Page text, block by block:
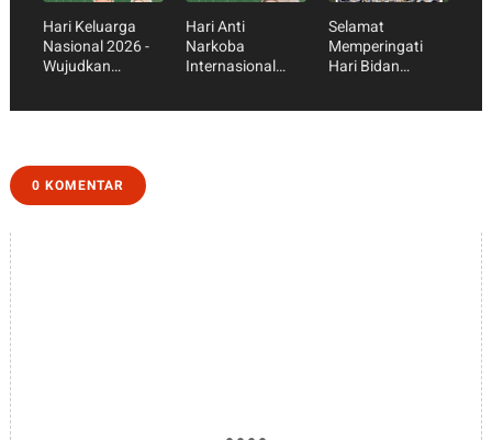
Hari Keluarga
Nasional 2026 -
Wujudkan
Hari Anti
Narkoba
Internasional
Selamat
Memperingati
Hari Bidan
0 KOMENTAR